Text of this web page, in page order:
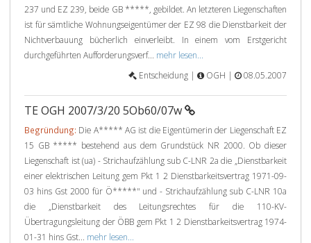
237 und EZ 239, beide GB *****, gebildet. An letzteren Liegenschaften
ist für sämtliche Wohnungseigentümer der EZ 98 die Dienstbarkeit der
Nichtverbauung bücherlich einverleibt. In einem vom Erstgericht
durchgeführten Aufforderungsverf... mehr lesen...
Entscheidung |
OGH | 08.05.2007
TE OGH 2007/3/20 5Ob60/07w
Begründung: Die A***** AG ist die Eigentümerin der Liegenschaft EZ
15 GB ***** bestehend aus dem Grundstück NR 2000. Ob dieser
Liegenschaft ist (ua) - Strichaufzählung sub C-LNR 2a die „Dienstbarkeit
einer elektrischen Leitung gem Pkt 1 2 Dienstbarkeitsvertrag 1971-09-
03 hins Gst 2000 für Ö*****" und - Strichaufzählung sub C-LNR 10a
die „Dienstbarkeit des Leitungsrechtes für die 110-KV-
Übertragungsleitung der ÖBB gem Pkt 1 2 Dienstbarkeitsvertrag 1974-
01-31 hins Gst... mehr lesen...